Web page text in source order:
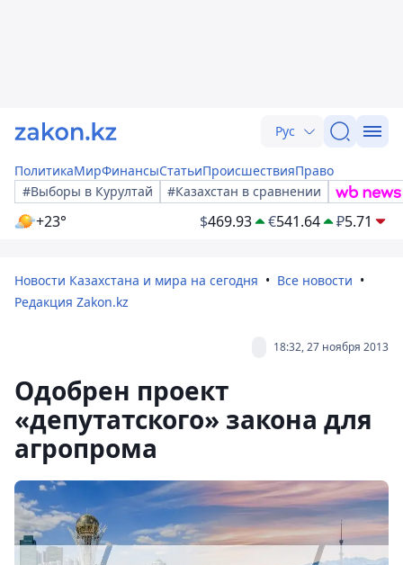
Рус
ПолитикаМирФинансыСтатьиПроисшествияПраво
#Выборы в Курултай
#Казахстан в сравнении
+23° $469.93 €541.64 ₽5.71
Новости Казахстана и мира на сегодня
Все новости
Редакция Zakon.kz
18:32, 27 ноября 2013
Одобрен проект
«депутатского» закона для
агропрома